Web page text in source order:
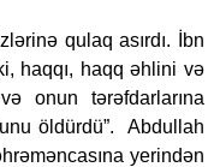
qulaq asırdı. İbn
haqqı, haqq əhlini və
onun tərəfdarlarına
öldürdü”. Abdullah
yerindən